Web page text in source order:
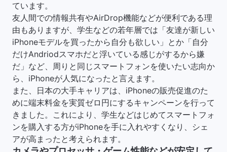
ています。
友人間での情報共有やAirDrop機能などが便利である理
由もありますが、学生などの若年層では「友達が新しい
iPhoneモデルを買ったから自分も欲しい」とか「自分
だけAndriodスマホだと浮いている感じがするから嫌
だ」など、周りと同じスマートフォンを使いたい志向か
ら、iPhoneが人気になったと言えます。
また、日本の大手キャリアは、iPhoneの販売促進のた
めに端末料金を実質ゼロ円にするキャンペーンを行って
きました。これにより、学生などはじめてスマートフォ
ンを購入する方がiPhoneを手に入れやすくなり、シェ
アが高まったと考えられます。